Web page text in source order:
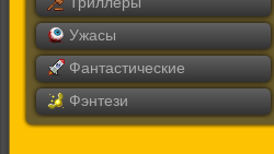
Ужасы
Фантастические
Фэнтези